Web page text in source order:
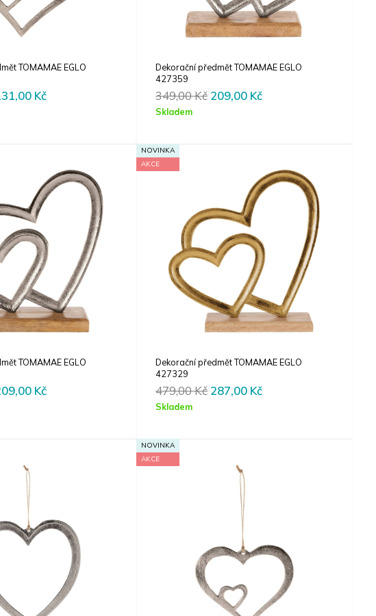
TOMAMAE EGLO
KčCurrent
Dekorační předmět TOMAMAE EGLO
427359
349,00Kč Original
209,00 KčCurrent
Skladem
TOMAMAE EGLO
KčCurrent
NOVINKA
AKCE
Dekorační předmět TOMAMAE EGLO
427329
479,00Kč Original
287,00 KčCurrent
Skladem
NOVINKA
AKCE